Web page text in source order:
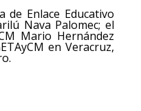
Enlace Educativo
Nava Palomec; el
Mario Hernández
en Veracruz,